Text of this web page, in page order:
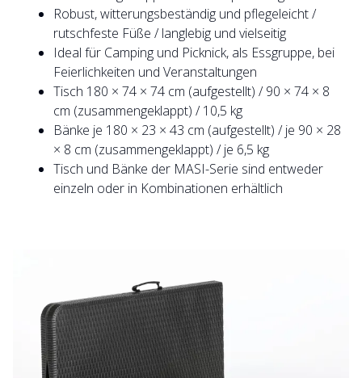
Robust, witterungsbeständig und pflegeleicht /
rutschfeste Füße / langlebig und vielseitig
Ideal für Camping und Picknick, als Essgruppe, bei
Feierlichkeiten und Veranstaltungen
Tisch 180 × 74 × 74 cm (aufgestellt) / 90 × 74 × 8
cm (zusammengeklappt) / 10,5 kg
Bänke je 180 × 23 × 43 cm (aufgestellt) / je 90 × 28
× 8 cm (zusammengeklappt) / je 6,5 kg
Tisch und Bänke der MASI-Serie sind entweder
einzeln oder in Kombinationen erhältlich